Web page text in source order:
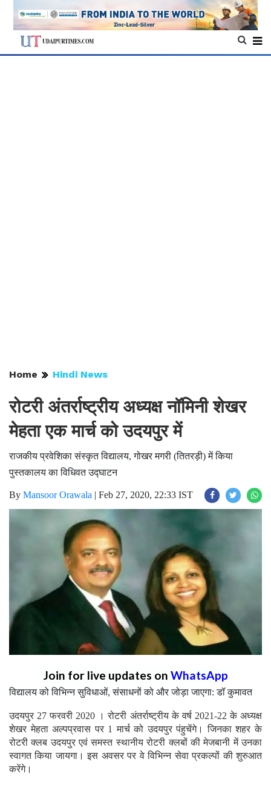
Home Hindi News
रोटरी अंतर्राष्ट्रीय अध्यक्ष नॉमिनी शेखर
मेहता एक मार्च को उदयपुर में
राजकीय प्रवेशिका संस्कृत विद्यालय, गोखर मगरी (तितरड़ी) में किया
पुस्तकालय का विधिवत उद्घाटन
By Mansoor Orawala | Feb 27, 2020, 22:33 IST
Join for live updates on WhatsApp
विद्यालय को विभिन्न सुविधाओं, संसाधनों को और जोड़ा जाएगा: डॉ कुमावत
उदयपुर 27 फरवरी 2020 । रोटरी अंतर्राष्ट्रीय के वर्ष 2021-22 के अध्यक्ष
शेखर मेहता अल्पप्रवास पर 1 मार्च को उदयपुर पंहुचेंगे। जिनका शहर के
रोटरी क्लब उदयपुर एवं समस्त स्थानीय रोटरी क्लबों की मेजबानी में उनका
स्वागत किया जायगा। इस अवसर पर वे विभिन्न सेवा प्रकल्पों की शुरुआत
करेंगे।